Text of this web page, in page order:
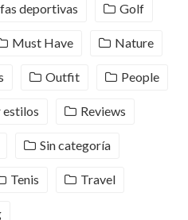
deportivas Golf
Must Have Nature
Outfit People
estilos Reviews
Sin categoría
Tenis Travel